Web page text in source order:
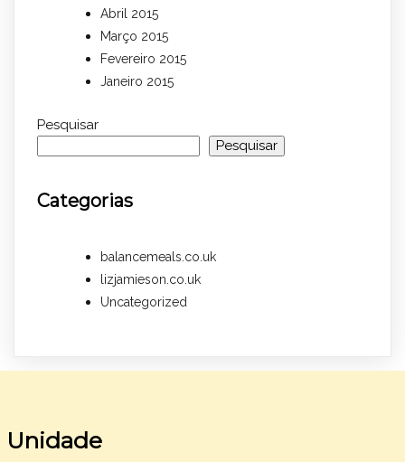
Abril 2015
Março 2015
Fevereiro 2015
Janeiro 2015
Pesquisar
Pesquisar
Categorias
balancemeals.co.uk
lizjamieson.co.uk
Uncategorized
Unidade